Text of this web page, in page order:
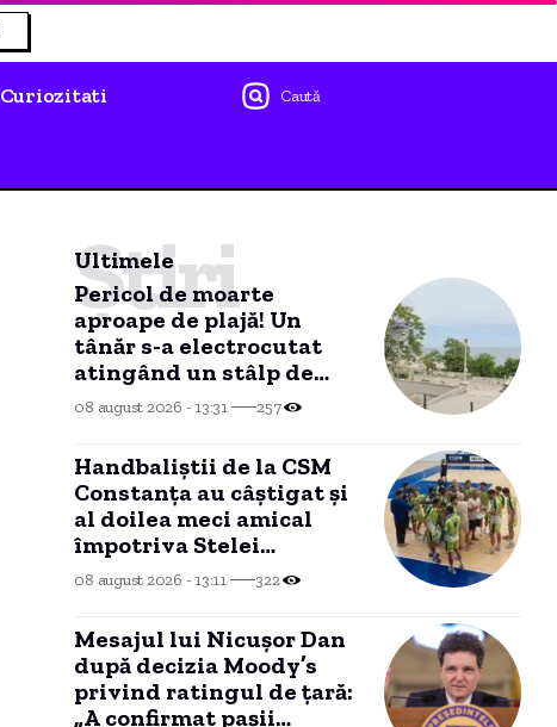
Curiozitati Caută
Ultimele
Știri
Pericol de moarte
aproape de plajă! Un
tânăr s-a electrocutat
atingând un stâlp de
iluminat.
08 august 2026 - 13:31 257
Handbaliștii de la CSM
Constanța au câștigat și
al doilea meci amical
împotriva Stelei
București
08 august 2026 - 13:11 322
Mesajul lui Nicușor Dan
după decizia Moody’s
privind ratingul de țară:
„A confirmat pașii